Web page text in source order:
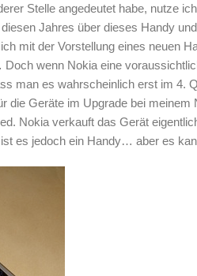
Stelle angedeutet habe, nutze
Jahres über dieses Handy
mit der Vorstellung eines neuen
wenn Nokia eine
man es wahrscheinlich erst im 4.
die Geräte im Upgrade bei
Nokia verkauft das Gerät
es jedoch ein Handy… aber es